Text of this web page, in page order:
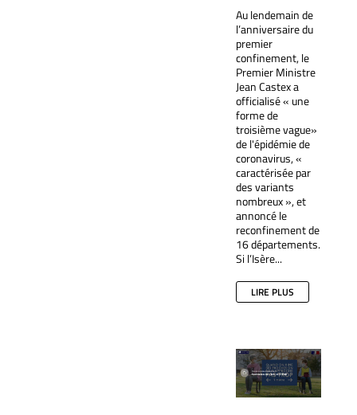
Au lendemain de
l’anniversaire du
premier
confinement, le
Premier Ministre
Jean Castex a
officialisé « une
forme de
troisième vague»
de l'épidémie de
coronavirus, «
caractérisée par
des variants
nombreux », et
annoncé le
reconfinement de
16 départements.
Si l’Isère...
LIRE PLUS